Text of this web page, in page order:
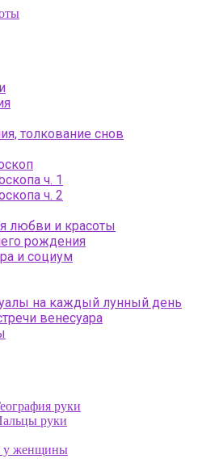
толкование снов
ч. 1
ч. 2
любви и красоты
рождения
и социум
на каждый лунный день
венесуара
руки
руки
у женщины